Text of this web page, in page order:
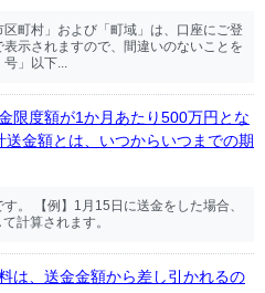
区町村」および「町域」は、口座にご登
示されますので、間違いのないことを
」以下...
限度額が1か月あたり500万円とな
金額とは、いつからいつまでの期
。 【例】1月15日に送金をした場合、
計算されます。
は、送金金額から差し引かれるの